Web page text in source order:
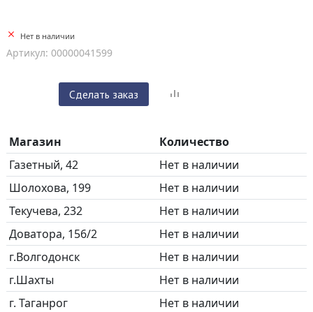
Нет в наличии
Артикул: 00000041599
Сделать заказ
Магазин
Количество
Газетный, 42
Нет в наличии
Шолохова, 199
Нет в наличии
Текучева, 232
Нет в наличии
Доватора, 156/2
Нет в наличии
г.Волгодонск
Нет в наличии
г.Шахты
Нет в наличии
г. Таганрог
Нет в наличии